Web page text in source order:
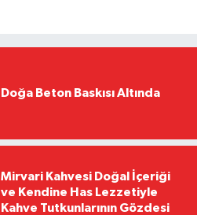
Doğa Beton Baskısı Altında
Mirvari Kahvesi Doğal İçeriği
ve Kendine Has Lezzetiyle
Kahve Tutkunlarının Gözdesi